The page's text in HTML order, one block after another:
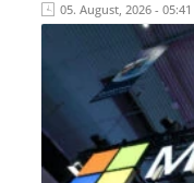
05. August, 2026 - 05:41